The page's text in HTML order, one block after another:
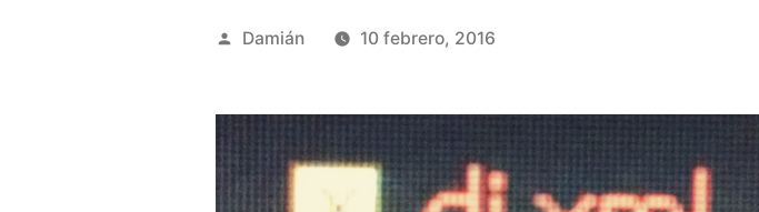
Publicado
Damián 10 febrero, 2016